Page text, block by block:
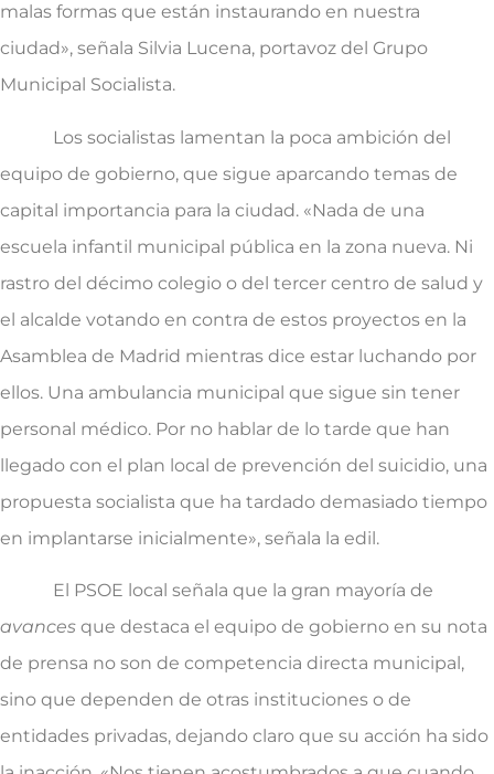
malas formas que están instaurando en nuestra
ciudad», señala Silvia Lucena, portavoz del Grupo
Municipal Socialista.
Los socialistas lamentan la poca ambición del
equipo de gobierno, que sigue aparcando temas de
capital importancia para la ciudad. «Nada de una
escuela infantil municipal pública en la zona nueva. Ni
rastro del décimo colegio o del tercer centro de salud y
el alcalde votando en contra de estos proyectos en la
Asamblea de Madrid mientras dice estar luchando por
ellos. Una ambulancia municipal que sigue sin tener
personal médico. Por no hablar de lo tarde que han
llegado con el plan local de prevención del suicidio, una
propuesta socialista que ha tardado demasiado tiempo
en implantarse inicialmente», señala la edil.
El PSOE local señala que la gran mayoría de
avances que destaca el equipo de gobierno en su nota
de prensa no son de competencia directa municipal,
sino que dependen de otras instituciones o de
entidades privadas, dejando claro que su acción ha sido